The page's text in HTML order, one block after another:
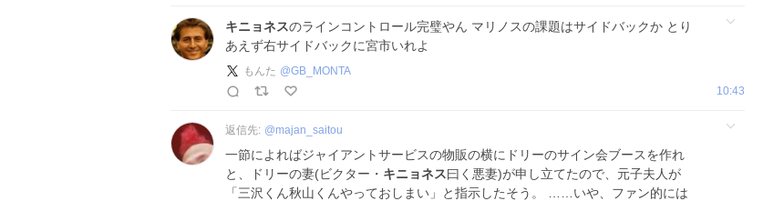
キニョネスのラインコントロール完璧やん マリノスの課題はサイドバックか とり
あえず右サイドバックに宮市いれよ
もんた @GB_MONTA
10:43
返信先: @majan_saitou
一節によればジャイアントサービスの物販の横にドリーのサイン会ブースを作れ
と、ドリーの妻(ビクター・ キニョネス曰く悪妻)が申し立てたので、元子夫人が
「三沢くん秋山くんやっておしまい」と指示したそう。 ……いや、ファン的には